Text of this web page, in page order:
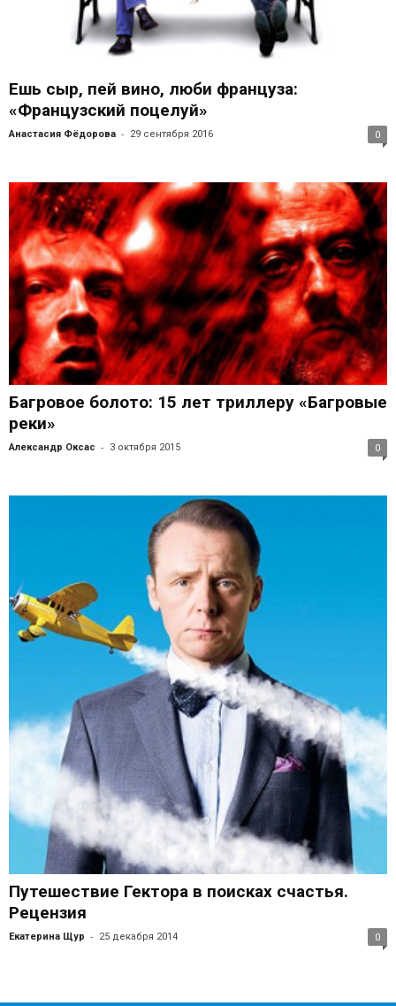
Ешь сыр, пей вино, люби француза:
«Французский поцелуй»
Анастасия Фёдорова - 29 сентября 2016 0
Багровое болото: 15 лет триллеру «Багровые
реки»
Александр Оксас - 3 октября 2015 0
Путешествие Гектора в поисках счастья.
Рецензия
Екатерина Щур - 25 декабря 2014 0